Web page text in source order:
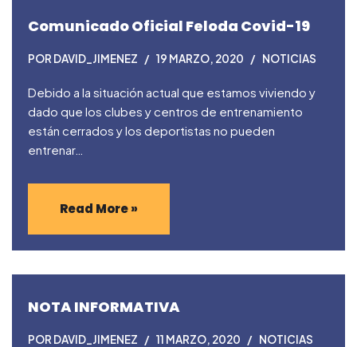
Comunicado Oficial Feloda Covid-19
POR DAVID_JIMENEZ 19 MARZO, 2020 NOTICIAS
Debido a la situación actual que estamos viviendo y
dado que los clubes y centros de entrenamiento
están cerrados y los deportistas no pueden
entrenar…
Read More »
NOTA INFORMATIVA
POR DAVID_JIMENEZ 11 MARZO, 2020 NOTICIAS